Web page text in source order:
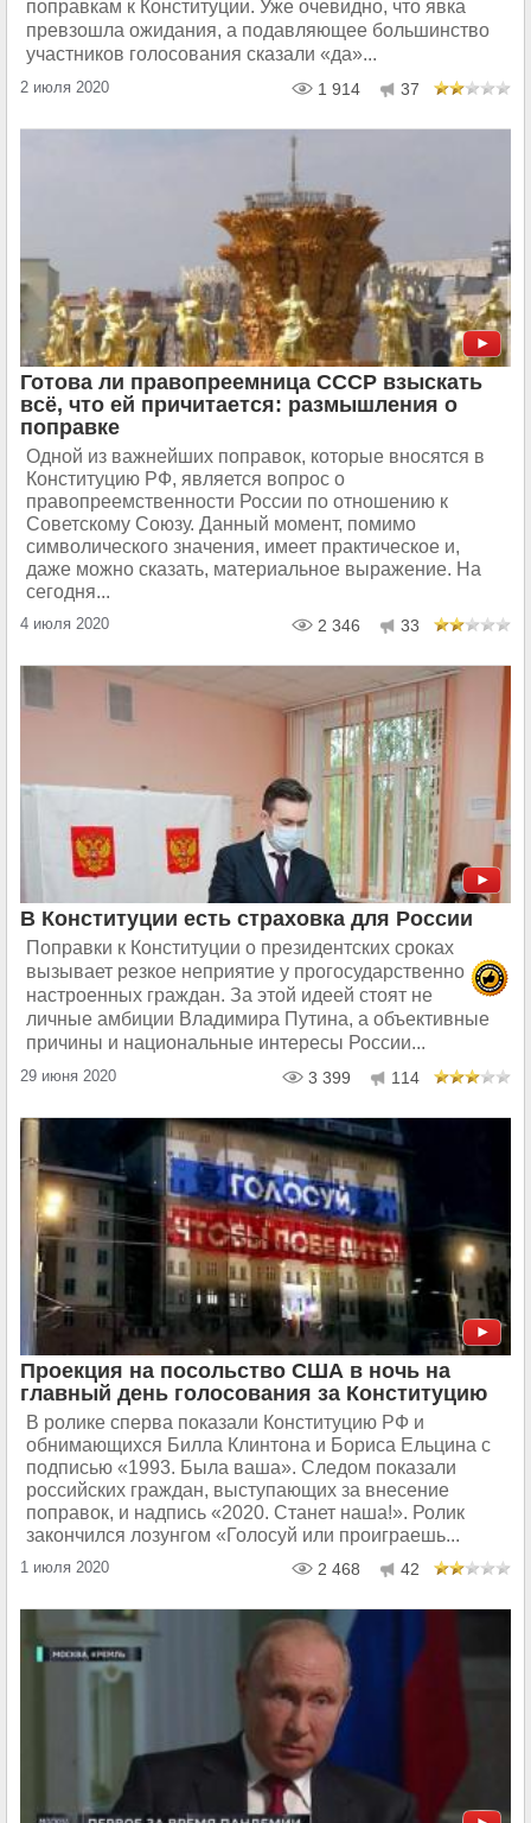
поправкам к Конституции. Уже очевидно, что явка
превзошла ожидания, а подавляющее большинство
участников голосования сказали «да»...
2 июля 2020 1 914 37
Готова ли правопреемница СССР взыскать
всё, что ей причитается: размышления о
поправке
Одной из важнейших поправок, которые вносятся в
Конституцию РФ, является вопрос о
правопреемственности России по отношению к
Советскому Союзу. Данный момент, помимо
символического значения, имеет практическое и,
даже можно сказать, материальное выражение. На
сегодня...
4 июля 2020 2 346 33
В Конституции есть страховка для России
Поправки к Конституции о президентских сроках
вызывает резкое неприятие у прогосударственно
настроенных граждан. За этой идеей стоят не
личные амбиции Владимира Путина, а объективные
причины и национальные интересы России...
29 июня 2020 3 399 114
Проекция на посольство США в ночь на
главный день голосования за Конституцию
В ролике сперва показали Конституцию РФ и
обнимающихся Билла Клинтона и Бориса Ельцина с
подписью «1993. Была ваша». Следом показали
российских граждан, выступающих за внесение
поправок, и надпись «2020. Станет наша!». Ролик
закончился лозунгом «Голосуй или проиграешь...
1 июля 2020 2 468 42